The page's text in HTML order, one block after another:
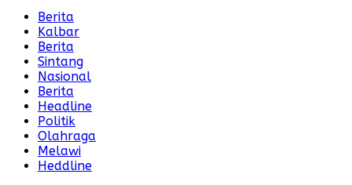
Berita
Kalbar
Berita
Sintang
Nasional
Berita
Headline
Politik
Olahraga
Melawi
Heddline